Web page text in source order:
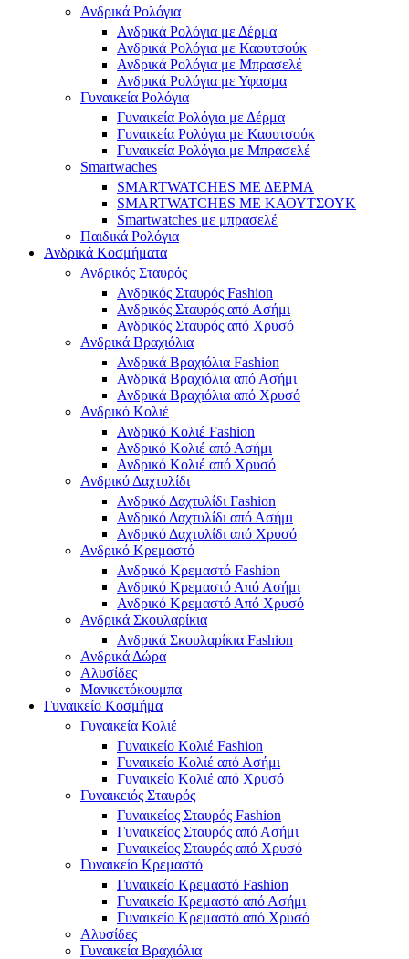
Ανδρικά Ρολόγια
Ανδρικά Ρολόγια με Δέρμα
Ανδρικά Ρολόγια με Καουτσούκ
Ανδρικά Ρολόγια με Μπρασελέ
Ανδρικά Ρολόγια με Υφασμα
Γυναικεία Ρολόγια
Γυναικεία Ρολόγια με Δέρμα
Γυναικεία Ρολόγια με Καουτσούκ
Γυναικεία Ρολόγια με Μπρασελέ
Smartwaches
SMARTWATCHES ΜΕ ΔΕΡΜΑ
SMARTWATCHES ΜΕ ΚΑΟΥΤΣΟΥΚ
Smartwatches με μπρασελέ
Παιδικά Ρολόγια
Ανδρικά Κοσμήματα
Ανδρικός Σταυρός
Ανδρικός Σταυρός Fashion
Ανδρικός Σταυρός από Ασήμι
Ανδρικός Σταυρός από Χρυσό
Ανδρικά Βραχιόλια
Ανδρικά Βραχιόλια Fashion
Ανδρικά Βραχιόλια από Ασήμι
Ανδρικά Βραχιόλια από Χρυσό
Ανδρικό Κολιέ
Ανδρικό Κολιέ Fashion
Ανδρικό Κολιέ από Ασήμι
Ανδρικό Κολιέ από Χρυσό
Ανδρικό Δαχτυλίδι
Ανδρικό Δαχτυλίδι Fashion
Ανδρικό Δαχτυλίδι από Ασήμι
Ανδρικό Δαχτυλίδι από Χρυσό
Ανδρικό Κρεμαστό
Ανδρικό Κρεμαστό Fashion
Ανδρικό Κρεμαστό Από Ασήμι
Ανδρικό Κρεμαστό Από Χρυσό
Ανδρικά Σκουλαρίκια
Ανδρικά Σκουλαρίκια Fashion
Ανδρικά Δώρα
Αλυσίδες
Μανικετόκουμπα
Γυναικείο Κοσμήμα
Γυναικεία Κολιέ
Γυναικείο Κολιέ Fashion
Γυναικείο Κολιέ από Ασήμι
Γυναικείο Κολιέ από Χρυσό
Γυναικειός Σταυρός
Γυναικείος Σταυρός Fashion
Γυναικείος Σταυρός από Ασήμι
Γυναικείος Σταυρός από Χρυσό
Γυναικείο Κρεμαστό
Γυναικείο Κρεμαστό Fashion
Γυναικείο Κρεμαστό από Ασήμι
Γυναικείο Κρεμαστό από Χρυσό
Αλυσίδες
Γυναικεία Βραχιόλια